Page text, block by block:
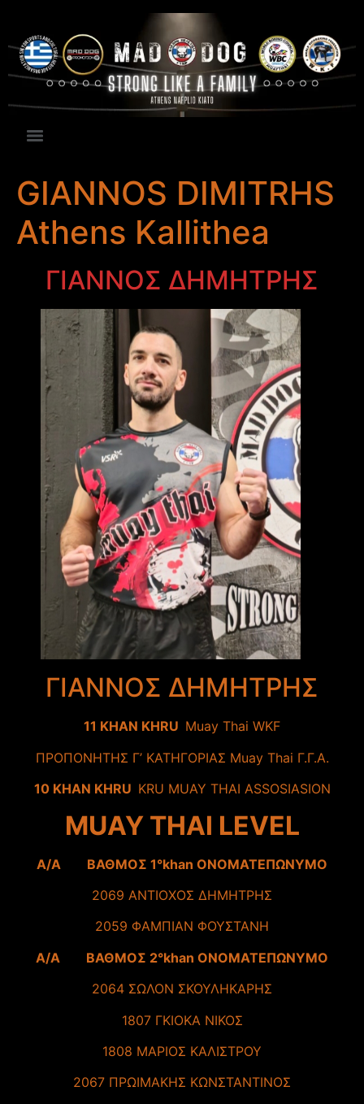
GIANNOS DIMITRHS
Athens Kallithea
ΓΙΑΝΝΟΣ ΔΗΜΗΤΡΗΣ
ΓΙΑΝΝΟΣ ΔΗΜΗΤΡΗΣ
11 KHAN KHRU Muay Thai WKF
ΠΡΟΠΟΝΗΤΗΣ Γ’ ΚΑΤΗΓΟΡΙΑΣ Muay Thai Γ.Γ.Α.
10 KHAN KHRU KRU MUAY THAI ASSOSIASION
MUAY THAI LEVEL
A/A ΒΑΘΜΟΣ 1°khan ΟΝΟΜΑΤΕΠΩΝΥΜΟ
2069 ΑΝΤΙΟΧΟΣ ΔΗΜΗΤΡΗΣ
2059 ΦΑΜΠΙΑΝ ΦΟΥΣΤΑΝΗ
A/A ΒΑΘΜΟΣ 2°khan ΟΝΟΜΑΤΕΠΩΝΥΜΟ
2064 ΣΩΛΟΝ ΣΚΟΥΛΗΚΑΡΗΣ
1807 ΓΚΙΟΚΑ ΝΙΚΟΣ
1808 ΜΑΡΙΟΣ ΚΑΛΙΣΤΡΟΥ
2067 ΠΡΩΙΜΑΚΗΣ ΚΩΝΣΤΑΝΤΙΝΟΣ